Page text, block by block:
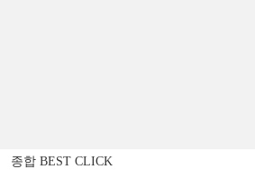
종합 BEST CLICK